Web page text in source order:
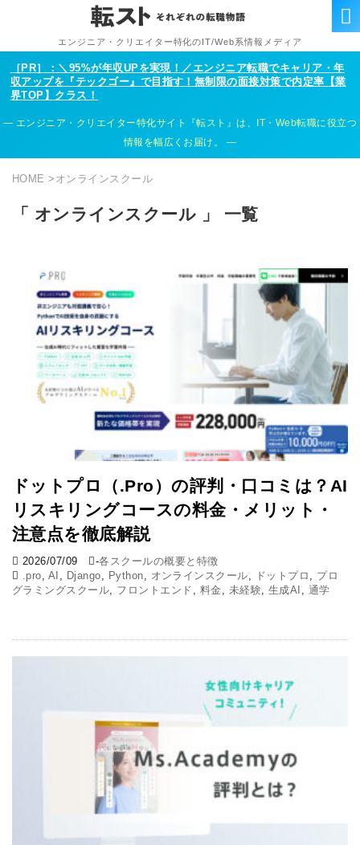
エンジニア・クリエイター特化のIT/Web系情報メディア
［PR］：＼95%が年収UPを実現！／エンジニア転職でキャリア・年
収アップを『テックゴー』で目指す！無制限の面接対策で内定率【業
界TOP】クラス！
エンジニア・クリエイター特化サイト『転スト』は、IT・Web転職に役立つ
情報を幅広くお届け。
HOME > オンラインスクール
「 オンラインスクール 」 一覧
ドットプロ（.Pro）の評判・口コミは？AI
リスキリングコースの料金・メリット・
注意点を徹底解説
2026/07/09 -各スクールの概要と特徴
.pro AI Django Python オンラインスクール ドットプロ
プロ
グラミングスクール
フロントエンド 料金 未経験 生成AI 通学